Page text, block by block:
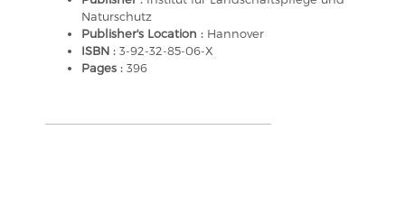
Naturschutz
Publisher's Location : Hannover
ISBN : 3-92-32-85-06-X
Pages : 396